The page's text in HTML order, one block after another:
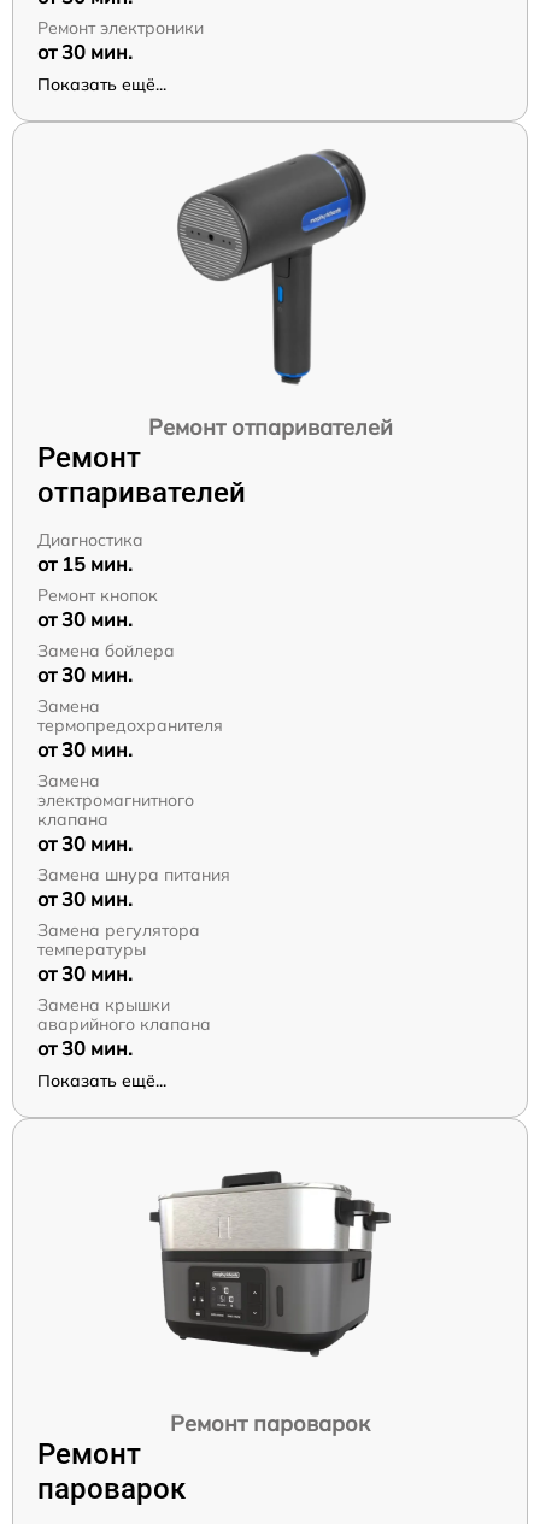
Ремонт электроники
от 30 мин.
Показать ещё...
Ремонт отпаривателей
Ремонт
отпаривателей
Диагностика
от 15 мин.
Ремонт кнопок
от 30 мин.
Замена бойлера
от 30 мин.
Замена
термопредохранителя
от 30 мин.
Замена
электромагнитного
клапана
от 30 мин.
Замена шнура питания
от 30 мин.
Замена регулятора
температуры
от 30 мин.
Замена крышки
аварийного клапана
от 30 мин.
Показать ещё...
Ремонт пароварок
Ремонт
пароварок